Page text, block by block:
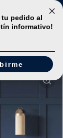
tu pedido al
informativo!